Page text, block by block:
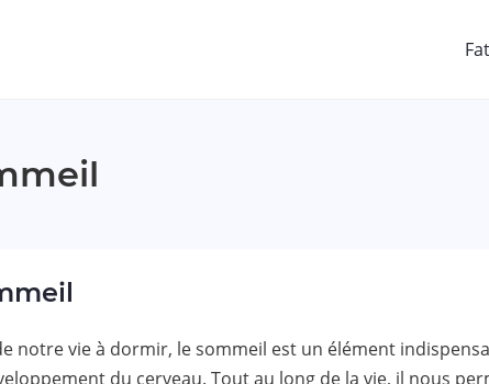
notre vie à dormir, le sommeil est un élément
du cerveau. Tout au long de la vie, il nous